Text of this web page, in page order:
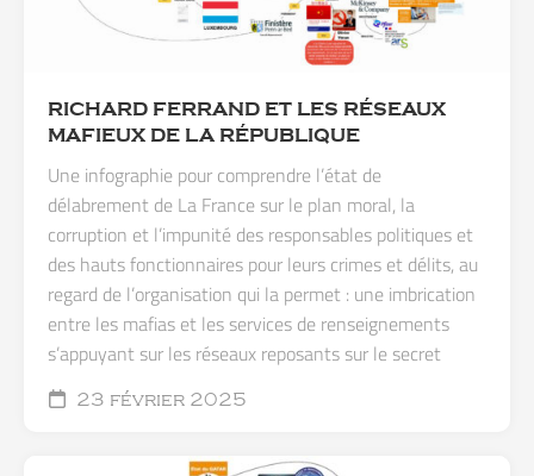
RICHARD FERRAND ET LES RÉSEAUX
MAFIEUX DE LA RÉPUBLIQUE
Une infographie pour comprendre l’état de
délabrement de La France sur le plan moral, la
corruption et l’impunité des responsables politiques et
des hauts fonctionnaires pour leurs crimes et délits, au
regard de l’organisation qui la permet : une imbrication
entre les mafias et les services de renseignements
s’appuyant sur les réseaux reposants sur le secret
23 février 2025